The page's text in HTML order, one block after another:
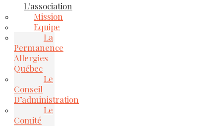
L’association
Mission
Equipe
La
Permanence
Allergies
Québec
Le
Conseil
D’administration
Le
Comité